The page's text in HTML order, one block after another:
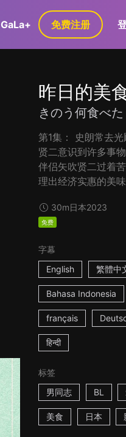
GaLa+ 免费注册
昨日的美
きのう何食べ
第1集： 史朗常去
贤二意识到许多事
伴侣矢吹贤二过着
理出经济实惠的美
30m日本2023
免费
字幕
English
繁體中
Bahasa Indonesia
français
हिन्दी
标签
男同志
BL
美食 日本